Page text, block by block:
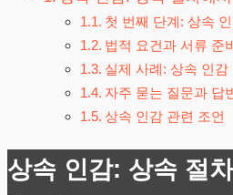
첫 번째 단계: 상속
법적 요건과 서류 준
실제 사례: 상속 인감
자주 묻는 질문과 답
상속 인감 관련 조언
상속 인감: 상속 절